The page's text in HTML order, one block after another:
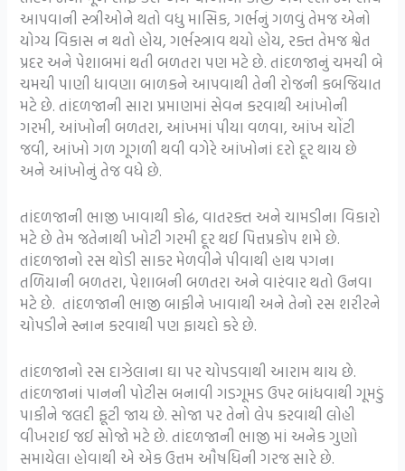
આપવાની સ્ત્રીઓને થતો વધુ માસિક, ગર્ભનું ગળવું તેમજ એનો
યોગ્ય વિકાસ ન થતો હોય, ગર્ભસ્ત્રાવ થયો હોય, રક્ત તેમજ શ્વેત
પ્રદર અને પેશાબમાં થતી બળતરા પણ મટે છે. તાંદળજાનું ચમચી બે
ચમચી પાણી ધાવણા બાળકને આપવાથી તેની રોજની કબજિયાત
મટે છે. તાંદળજાની સારા પ્રમાણમાં સેવન કરવાથી આંખોની
ગરમી, આંખોની બળતરા, આંખમાં પીયા વળવા, આંખ ચોંટી
જવી, આંખો ગળ ગૂગળી થવી વગેરે આંખોનાં દરો દૂર થાય છે
અને આંખોનું તેજ વધે છે.
તાંદળજાની ભાજી ખાવાથી કોઢ, વાતરક્ત અને ચામડીના વિકારો
મટે છે તેમ જતેનાથી ખોટી ગરમી દૂર થઈ પિત્તપ્રકોપ શમે છે.
તાંદળજાનો રસ થોડી સાકર મેળવીને પીવાથી હાથ પગના
તળિયાની બળતરા, પેશાબની બળતરા અને વારંવાર થતો ઉનવા
મટે છે. તાંદળજાની ભાજી બાફીને ખાવાથી અને તેનો રસ શરીરને
ચોપડીને સ્નાન કરવાથી પણ ફાયદો કરે છે.
તાંદળજાનો રસ દાઝેલાના ઘા પર ચોપડવાથી આરામ થાય છે.
તાંદળજાનાં પાનની પોટીસ બનાવી ગડગૂમડ ઉપર બાંધવાથી ગૂમડું
પાકીને જલદી ફૂટી જાય છે. સોજા પર તેનો લેપ કરવાથી લોહી
વીખરાઈ જઈ સોજો મટે છે. તાંદળજાની ભાજી માં અનેક ગુણો
સમાયેલા હોવાથી એ એક ઉત્તમ ઔષધિની ગરજ સારે છે.